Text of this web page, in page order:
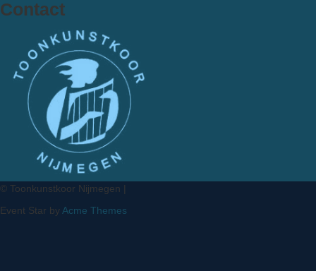
Contact
© Toonkunstkoor Nijmegen |
Event Star by Acme Themes